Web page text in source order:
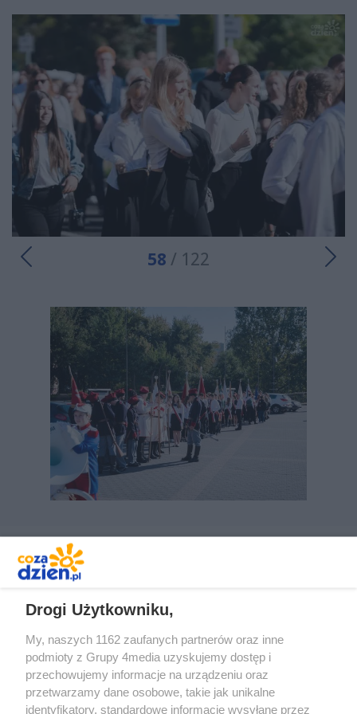
58 / 122
Drogi Użytkowniku,
My, naszych 1162 zaufanych partnerów oraz inne
podmioty z Grupy 4media uzyskujemy dostęp i
przechowujemy informacje na urządzeniu oraz
przetwarzamy dane osobowe, takie jak unikalne
identyfikatory, standardowe informacje wysyłane przez